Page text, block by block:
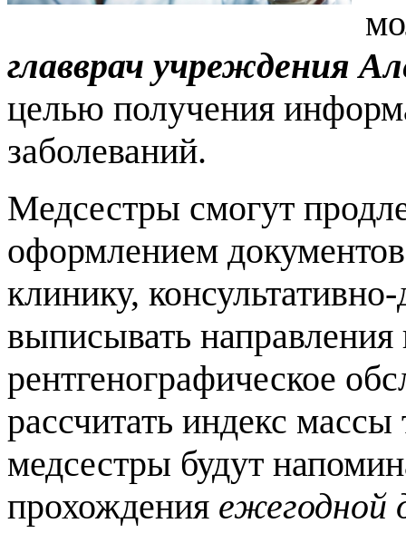
главврач учреждения
целью получения
заболеваний.
Медсестры смогут
оформлением
клинику,
выписывать
рентгенографическое
рассчитать индекс
медсестры будут
прохождения ежегодной